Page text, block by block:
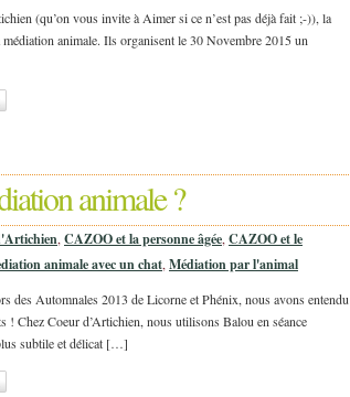
(qu’on vous invite à Aimer si ce n’est pas déjà fait ;-)), la
animale. Ils organisent le 30 Novembre 2015 un
animale ?
, CAZOO et la personne âgée, CAZOO et le
animale avec un chat, Médiation par l'animal
des Automnales 2013 de Licorne et Phénix, nous avons entendu
! Chez Coeur d’Artichien, nous utilisons Balou en séance
subtile et délicat […]